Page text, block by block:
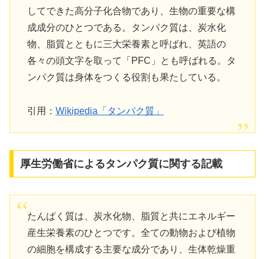
してできた高分子化合物であり、生物の重要な構
成成分のひとつである。タンパク質は、炭水化
物、脂質とともに三大栄養素と呼ばれ、英語の
各々の頭文字を取って「PFC」とも呼ばれる。タ
ンパク質は身体をつくる役割も果たしている。
引用： Wikipedia「タンパク質」
厚生労働省によるタンパク質に関する記載
たんぱく質は、炭水化物、脂質と共にエネルギー
産生栄養素のひとつです。全ての動物および植物
の細胞を構成する主要な成分であり、生体乾燥重